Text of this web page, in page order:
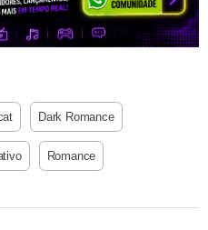
Dark Romance
Romance